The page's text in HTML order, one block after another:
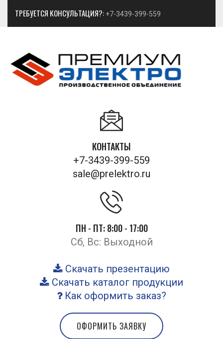
ТРЕБУЕТСЯ КОНСУЛЬТАЦИЯ?: +7-3439-399-559
КОНТАКТЫ
+7-3439-399-559
sale@prelektro.ru
ПН - ПТ: 8:00 - 17:00
Сб, Вс: Выходной
Скачать презентацию
Скачать каталог продукции
Как оформить заказ?
ОФОРМИТЬ ЗАЯВКУ